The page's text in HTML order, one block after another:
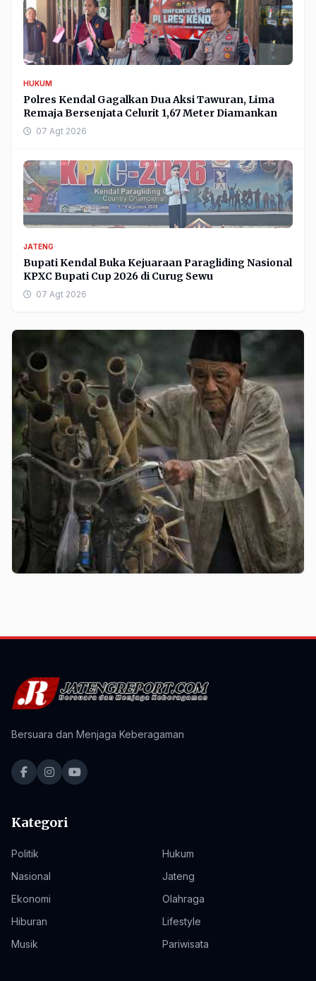
HUKUM
Polres Kendal Gagalkan Dua Aksi Tawuran, Lima
Remaja Bersenjata Celurit 1,67 Meter Diamankan
07 Agt 2026
JATENG
Bupati Kendal Buka Kejuaraan Paragliding Nasional
KPXC Bupati Cup 2026 di Curug Sewu
07 Agt 2026
Bersuara dan Menjaga Keberagaman
Kategori
Politik
Hukum
Nasional
Jateng
Ekonomi
Olahraga
Hiburan
Lifestyle
Musik
Pariwisata